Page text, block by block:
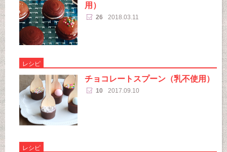
用）
26 2018.03.11
レシピ
チョコレートスプーン（乳不使用）
10 2017.09.10
レシピ